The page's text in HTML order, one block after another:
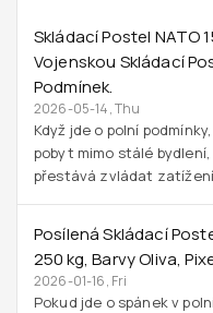
Skládací Postel NATO
Vojenskou Skládací
Podmínek.
2026-05-14, Thu
Když jde o polní
pobyt mimo stálé
přestává zvládat
Posílená Skládací
250 Kg, Barvy Oliva,
2026-01-16, Fri
Pokud jde o spánek v